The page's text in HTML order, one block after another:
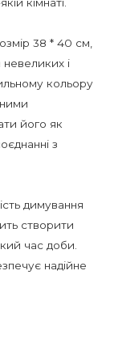
38 * 40 см,
і
кольору
його як
з
димування
створити
час доби.
надійне